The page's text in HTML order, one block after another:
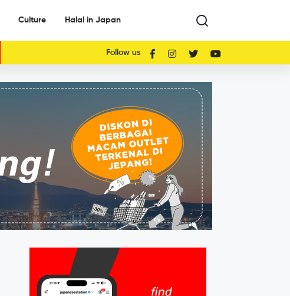
Culture Halal in Japan
Follow us